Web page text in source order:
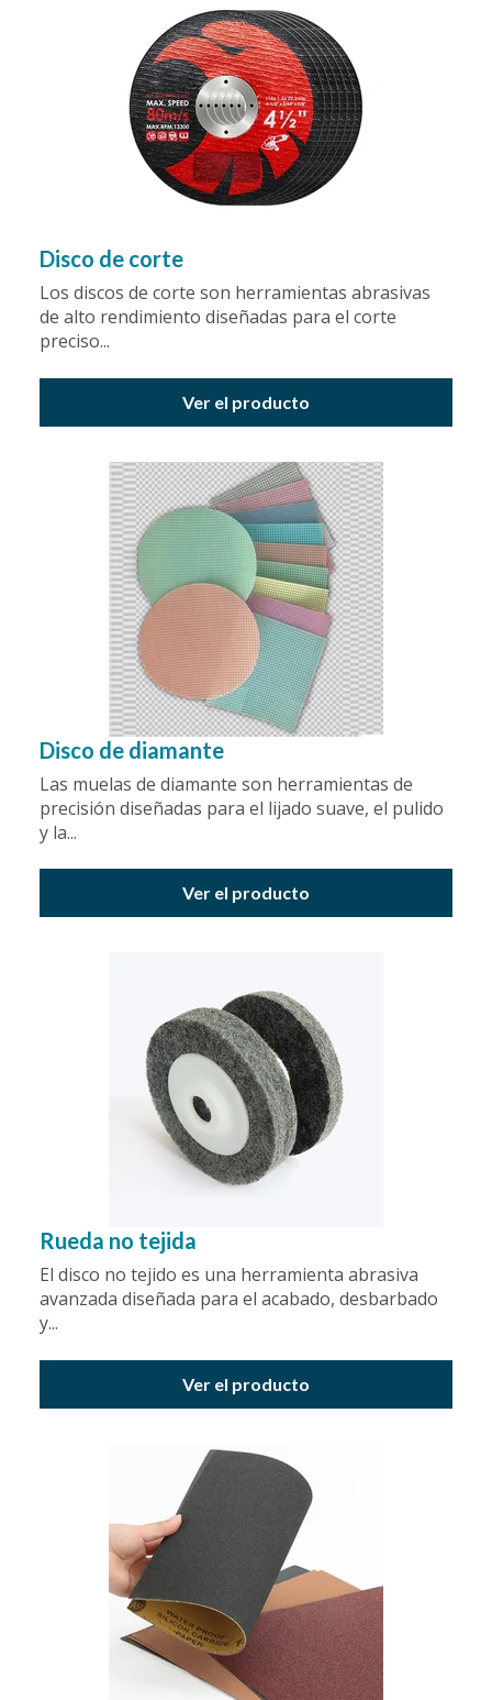
Disco de corte
Los discos de corte son herramientas abrasivas
de alto rendimiento diseñadas para el corte
preciso...
Ver el producto
Disco de diamante
Las muelas de diamante son herramientas de
precisión diseñadas para el lijado suave, el pulido
y la...
Ver el producto
Rueda no tejida
El disco no tejido es una herramienta abrasiva
avanzada diseñada para el acabado, desbarbado
y...
Ver el producto